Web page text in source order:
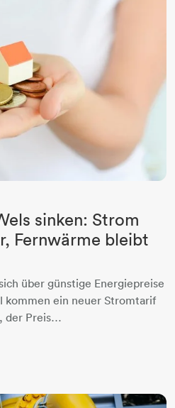
sinken: Strom
Fernwärme bleibt
über günstige Energiepreise
kommen ein neuer Stromtarif
der Preis…